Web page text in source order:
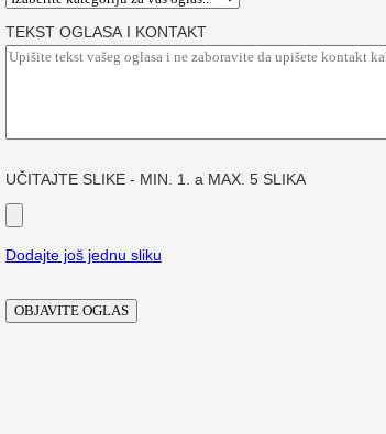
TEKST OGLASA I KONTAKT
UČITAJTE SLIKE - MIN. 1. a MAX. 5 SLIKA
Dodajte još jednu sliku